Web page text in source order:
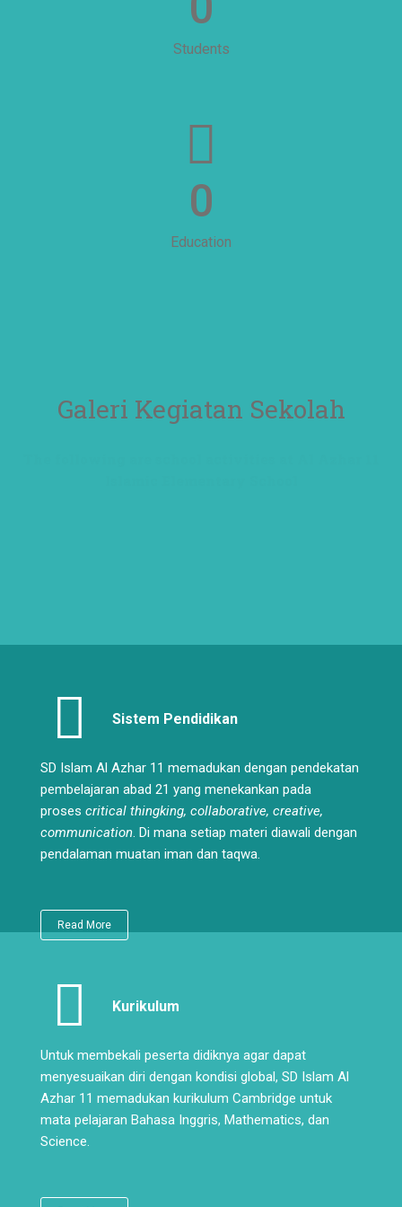
Students
0
Education
Galeri Kegiatan Sekolah
Sistem Pendidikan
SD Islam Al Azhar 11 memadukan dengan pendekatan
pembelajaran abad 21 yang menekankan pada
proses critical thingking, collaborative, creative,
communication. Di mana setiap materi diawali dengan
pendalaman muatan iman dan taqwa.
Read More
Kurikulum
Untuk membekali peserta didiknya agar dapat
menyesuaikan diri dengan kondisi global, SD Islam Al
Azhar 11 memadukan kurikulum Cambridge untuk
mata pelajaran Bahasa Inggris, Mathematics, dan
Science.